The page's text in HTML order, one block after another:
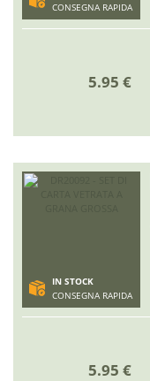
CONSEGNA RAPIDA
5.95 €
IN STOCK
CONSEGNA RAPIDA
5.95 €